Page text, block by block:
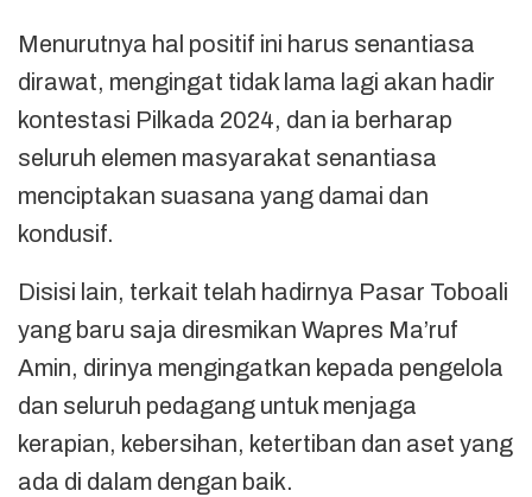
Menurutnya hal positif ini harus senantiasa
dirawat, mengingat tidak lama lagi akan hadir
kontestasi Pilkada 2024, dan ia berharap
seluruh elemen masyarakat senantiasa
menciptakan suasana yang damai dan
kondusif.
Disisi lain, terkait telah hadirnya Pasar Toboali
yang baru saja diresmikan Wapres Ma’ruf
Amin, dirinya mengingatkan kepada pengelola
dan seluruh pedagang untuk menjaga
kerapian, kebersihan, ketertiban dan aset yang
ada di dalam dengan baik.